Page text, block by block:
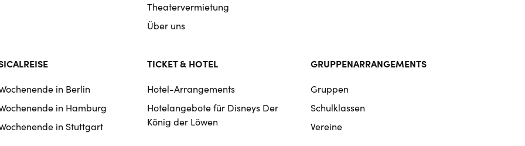
Theatervermietung
Über uns
in Berlin
in Hamburg
in Stuttgart
TICKET & HOTEL
Hotel-Arrangements
Hotelangebote für Disneys Der
König der Löwen
GRUPPENARRANGEMENTS
Gruppen
Schulklassen
Vereine